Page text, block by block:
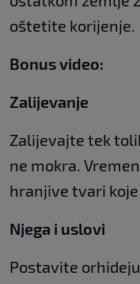
oštetite korijenje.
Bonus video:
Zalijevanje
Zalijevajte tek
ne mokra.
hranjive tvari
Njega i uslovi
Postavite